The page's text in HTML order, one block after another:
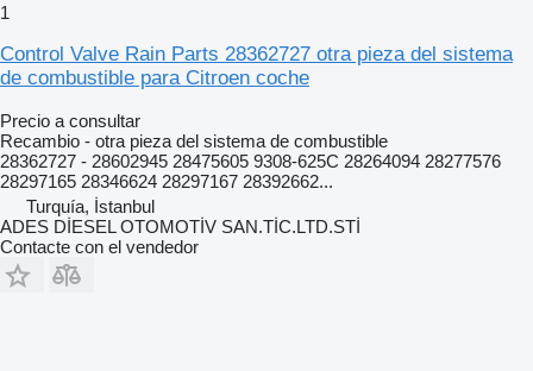
1
Control Valve Rain Parts 28362727 otra pieza del sistema
de combustible para Citroen coche
Precio a consultar
Recambio - otra pieza del sistema de combustible
28362727 - 28602945 28475605 9308-625C 28264094 28277576
28297165 28346624 28297167 28392662...
Turquía, İstanbul
ADES DİESEL OTOMOTİV SAN.TİC.LTD.STİ
Contacte con el vendedor